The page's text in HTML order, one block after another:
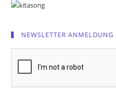
NEWSLETTER ANMELDUNG